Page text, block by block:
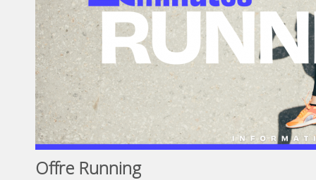
Offre Running